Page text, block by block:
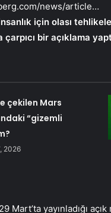
news/article…
için olası
bir açıklama
çekilen Mars
“gizemli
2026
Mart’ta yayınladığı